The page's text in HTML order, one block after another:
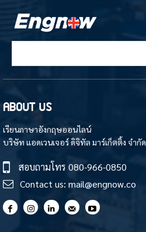
ABOUT US
เรียนภาษาอังกฤษออนไลน์
บริษัท แอดเวนเจอร์ ดิจิทัล มาร์เก็ตติ้ง จำกัด
สอบถามโทร 080-966-0850
Contact us: mail@engnow.co